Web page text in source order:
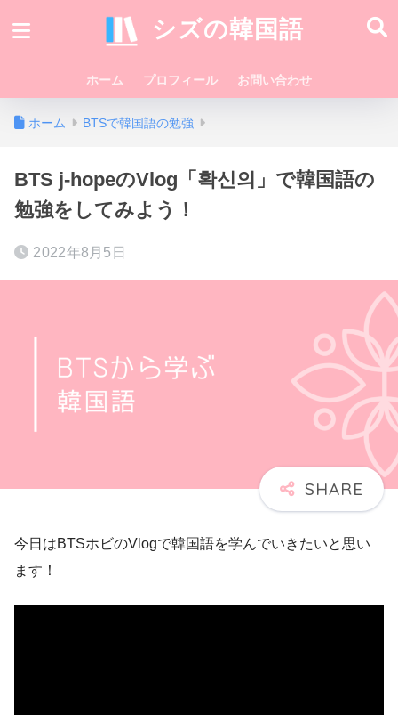
シズの韓国語
ホーム プロフィール お問い合わせ
ホーム BTSで韓国語の勉強
BTS j-hopeのVlog「확신의」で韓国語の
勉強をしてみよう！
2022年8月5日
今日はBTSホビのVlogで韓国語を学んでいきたいと思い
ます！